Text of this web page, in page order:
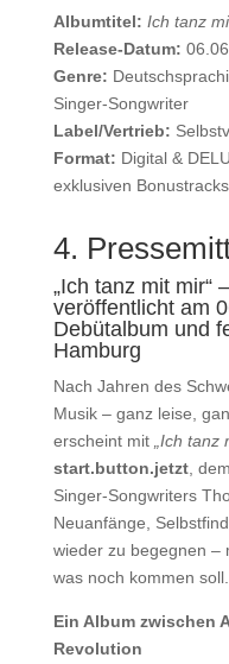
Albumtitel: Ich tanz
Release-Datum:
Genre:
Singer-Songwriter
Label/Vertrieb:
Format: Digital &
exklusiven Bonustracks
4.
„Ich tanz mit mir“
veröffentlicht am
Debütalbum und
Hamburg
Nach Jahren des
Musik – ganz leise,
erscheint mit „Ich tanz
start.button.jetzt,
Singer-Songwriters
Neuanfänge,
wieder zu begegnen –
was noch kommen soll.
Ein Album zwischen
Revolution